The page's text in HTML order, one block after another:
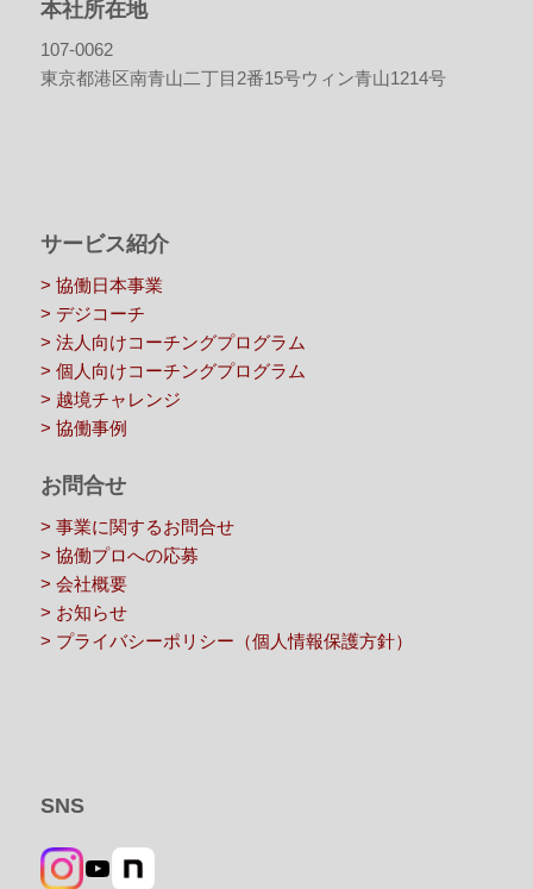
本社所在地
107-0062
東京都港区南青山二丁目2番15号ウィン青山1214号
サービス紹介
> 協働日本事業
> デジコーチ
> 法人向けコーチングプログラム
> 個人向けコーチングプログラム
> 越境チャレンジ
> 協働事例
お問合せ
> 事業に関するお問合せ
> 協働プロへの応募
> 会社概要
> お知らせ
> プライバシーポリシー（個人情報保護方針）
SNS
YouTube